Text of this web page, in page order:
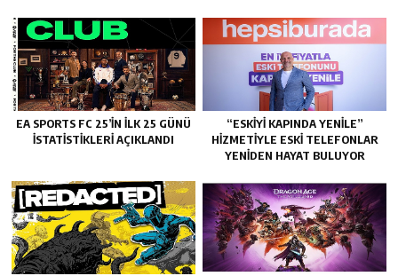
EA SPORTS FC 25’IN İLK 25 GÜNÜ
İSTATISTIKLERI AÇIKLANDI
“ESKIYI KAPINDA YENILE”
HIZMETIYLE ESKI TELEFONLAR
YENIDEN HAYAT BULUYOR